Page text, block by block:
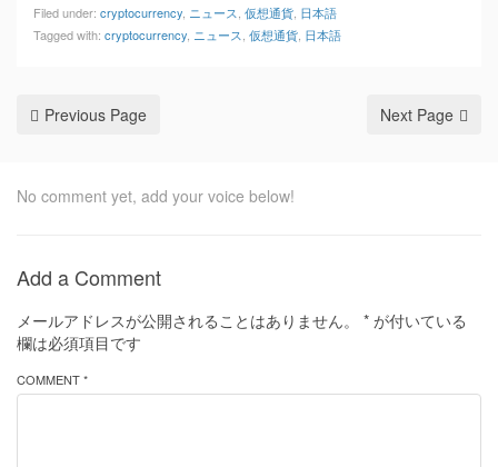
Filed under: cryptocurrency ニュース 仮想通貨 日本語
Tagged with: cryptocurrency ニュース 仮想通貨 日本語
Previous Page Next Page
No comment yet, add your voice below!
Add a Comment
メールアドレスが公開されることはありません。 * が付いている
欄は必須項目です
COMMENT *